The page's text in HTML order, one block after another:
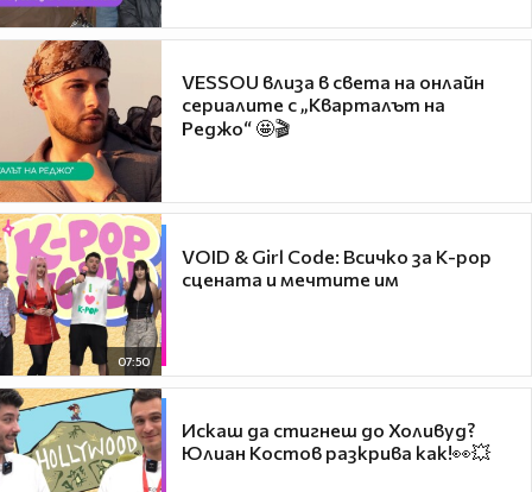
VESSOU влиза в света на онлайн
сериалите с „Кварталът на
Реджо“ 🤩🎬
07:50
VOID & Girl Code: Всичко за K-pop
сцената и мечтите им
Искаш да стигнеш до Холивуд?
Юлиан Костов разкрива как!👀💥